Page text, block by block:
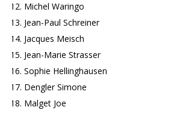
Michel Waringo
Jean-Paul Schreiner
Jacques Meisch
Jean-Marie Strasser
Sophie Hellinghausen
Dengler Simone
Malget Joe